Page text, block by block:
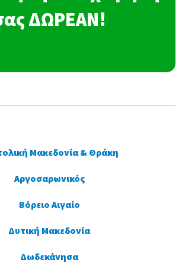
ΔΩΡΕΑΝ!
Μακεδονία & Θράκη
Αργοσαρωνικός
Βόρειο Αιγαίο
Δυτική Μακεδονία
Δωδεκάνησα